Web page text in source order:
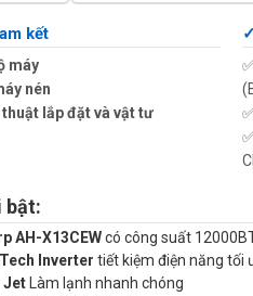
kết
máy
nén
lắp đặt và vật tư
bật:
AH-X13CEWcó công suất
Inverter tiết kiệm điện năng tối
JetLàm lạnh nhanh chóng